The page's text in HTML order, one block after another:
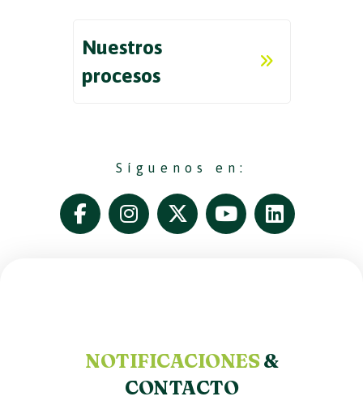
Nuestros
procesos
Síguenos en:
NOTIFICACIONES &
CONTACTO